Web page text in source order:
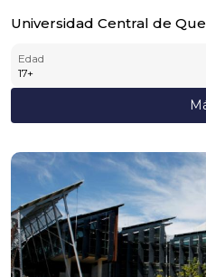
Universidad Central de
Edad
17+